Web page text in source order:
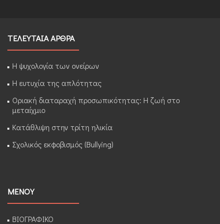
ΤΕΛΕΥΤΑΙΑ ΑΡΘΡΑ
Η ψυχολογία των ονείρων
Η ευτυχία της απλότητας
Οριακή διαταραχή προσωπικότητας: Η ζωή στο
μεταίχμιο
Κατάθλιψη στην τρίτη ηλικία
Σχολικός εκφοβισμός (Bullying)
ΜΕΝΟΥ
ΒΙΟΓΡΑΦΙΚΟ